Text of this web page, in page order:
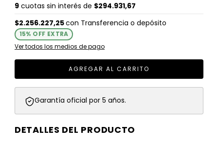
9 cuotas sin interés de $294.931,67
$2.256.227,25con Transferencia o depósito
15% OFF EXTRA
Ver todos los medios de pago
Garantía oficial por 5 años.
DETALLES DEL PRODUCTO